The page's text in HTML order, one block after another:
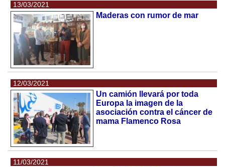
13/03/2021
Maderas con rumor de mar
12/03/2021
Un camión llevará por toda
Europa la imagen de la
asociación contra el cáncer de
mama Flamenco Rosa
11/03/2021